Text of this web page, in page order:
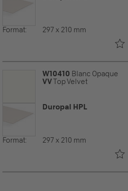
Format: 297 x 210 mm
W10410 Blanc Opaque
VVTop Velvet
Duropal HPL
Format: 297 x 210 mm